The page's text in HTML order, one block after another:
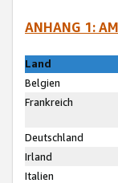
ANHANG 1:
Land
Belgien
Frankreich
Deutschland
Irland
Italien